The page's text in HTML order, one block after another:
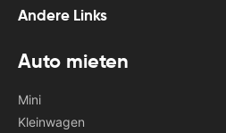
Andere Links
Auto mieten
Mini
Kleinwagen